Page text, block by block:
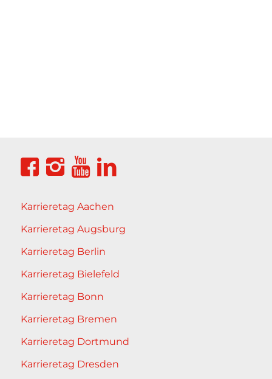
Karrieretag Aachen
Karrieretag Augsburg
Karrieretag Berlin
Karrieretag Bielefeld
Karrieretag Bonn
Karrieretag Bremen
Karrieretag Dortmund
Karrieretag Dresden